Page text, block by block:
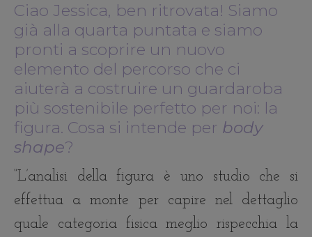
Ciao Jessica, ben ritrovata! Siamo
già alla quarta puntata e siamo
pronti a scoprire un nuovo
elemento del percorso che ci
aiuterà a costruire un guardaroba
più sostenibile perfetto per noi: la
figura. Cosa si intende per body
shape?
“L’analisi della figura è uno studio che si
effettua a monte per capire nel dettaglio
quale categoria fisica meglio rispecchia la